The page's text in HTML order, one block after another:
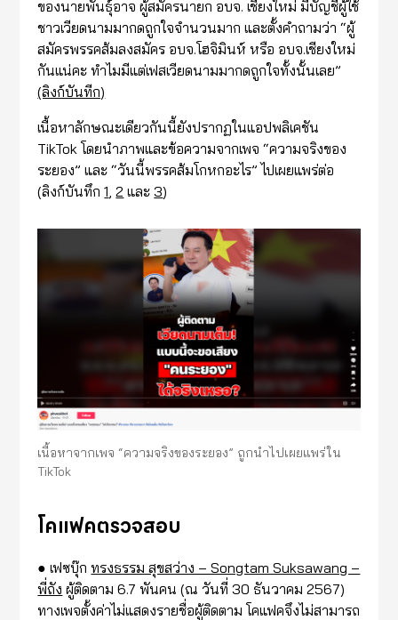
ของนายพันธุ์อาจ ผู้สมัครนายก อบจ. เชียงใหม่ มีบัญชีผู้ใช้
ชาวเวียดนามมากดถูกใจจำนวนมาก และตั้งคำถามว่า “ผู้
สมัครพรรคส้มลงสมัคร อบจ.โฮจิมินห์ หรือ อบจ.เชียงใหม่
กันแน่คะ ทำไมมีแต่เฟสเวียดนามมากดถูกใจทั้งนั้นเลย”
(ลิงก์บันทีก)
เนื้อหาลักษณะเดียวกันนี้ยังปรากฏในแอปพลิเคชัน
TikTok โดยนำภาพและข้อความจากเพจ “ความจริงของ
ระยอง” และ “วันนี้พรรคส้มโกหกอะไร” ไปเผยแพร่ต่อ
(ลิงก์บันทึก1 ,2 และ3)
เนื้อหาจากเพจ “ความจริงของระยอง” ถูกนำไปเผยแพร่ใน
TikTok
โคแฟคตรวจสอบ
● เฟซบุ๊กทรงธรรม สุขสว่าง – Songtam Suksawang –
พี่ถัง ผู้ติดตาม 6.7 พันคน (ณ วันที่ 30 ธันวาคม 2567)
ทางเพจตั้งค่าไม่แสดงรายชื่อผู้ติดตาม โคแฟคจึงไม่สามารถ